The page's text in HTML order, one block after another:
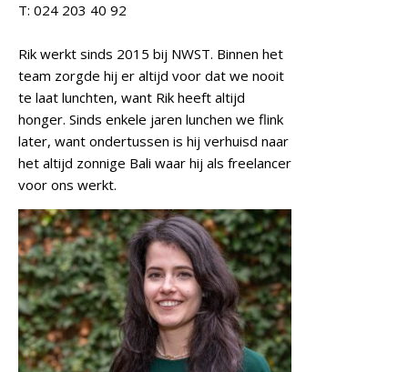
T: 024 203 40 92
Rik werkt sinds 2015 bij NWST. Binnen het
team zorgde hij er altijd voor dat we nooit
te laat lunchten, want Rik heeft altijd
honger. Sinds enkele jaren lunchen we flink
later, want ondertussen is hij verhuisd naar
het altijd zonnige Bali waar hij als freelancer
voor ons werkt.